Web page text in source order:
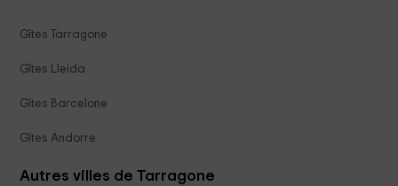
Gîtes Tarragone
Gîtes Lleida
Gîtes Barcelone
Gîtes Andorre
Autres villes de Tarragone